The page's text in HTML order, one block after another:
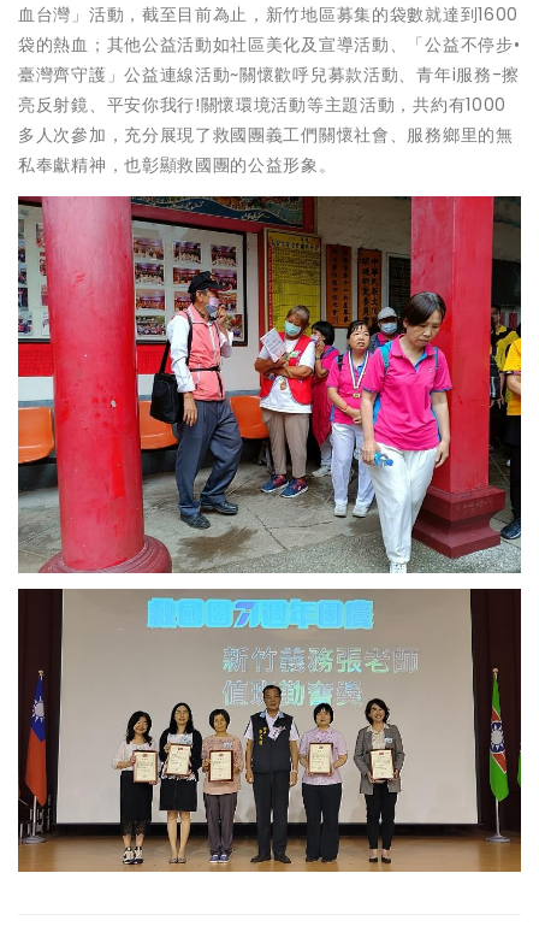
血台灣」活動，截至目前為止，新竹地區募集的袋數就達到1600
袋的熱血；其他公益活動如社區美化及宣導活動、「公益不停步•
臺灣齊守護」公益連線活動~關懷歡呼兒募款活動、青年i服務-擦
亮反射鏡、平安你我行!關懷環境活動等主題活動，共約有1000
多人次參加，充分展現了救國團義工們關懷社會、服務鄉里的無
私奉獻精神，也彰顯救國團的公益形象。